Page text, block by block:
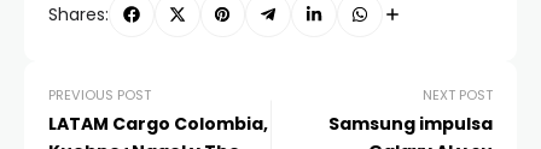
Shares:
PREVIOUS POST
LATAM Cargo Colombia,
NEXT POST
Samsung impulsa